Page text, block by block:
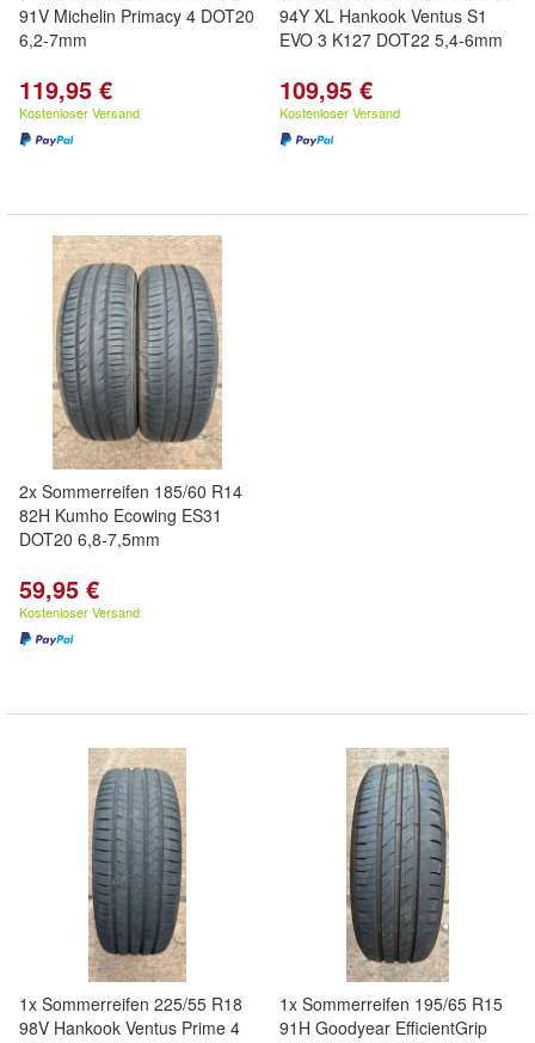
91V Michelin Primacy 4 DOT20
6,2-7mm
119,95 €
Kostenloser Versand
94Y XL Hankook Ventus S1
EVO 3 K127 DOT22 5,4-6mm
109,95 €
Kostenloser Versand
2x Sommerreifen 185/60 R14
82H Kumho Ecowing ES31
DOT20 6,8-7,5mm
59,95 €
Kostenloser Versand
1x Sommerreifen 225/55 R18
98V Hankook Ventus Prime 4
1x Sommerreifen 195/65 R15
91H Goodyear EfficientGrip